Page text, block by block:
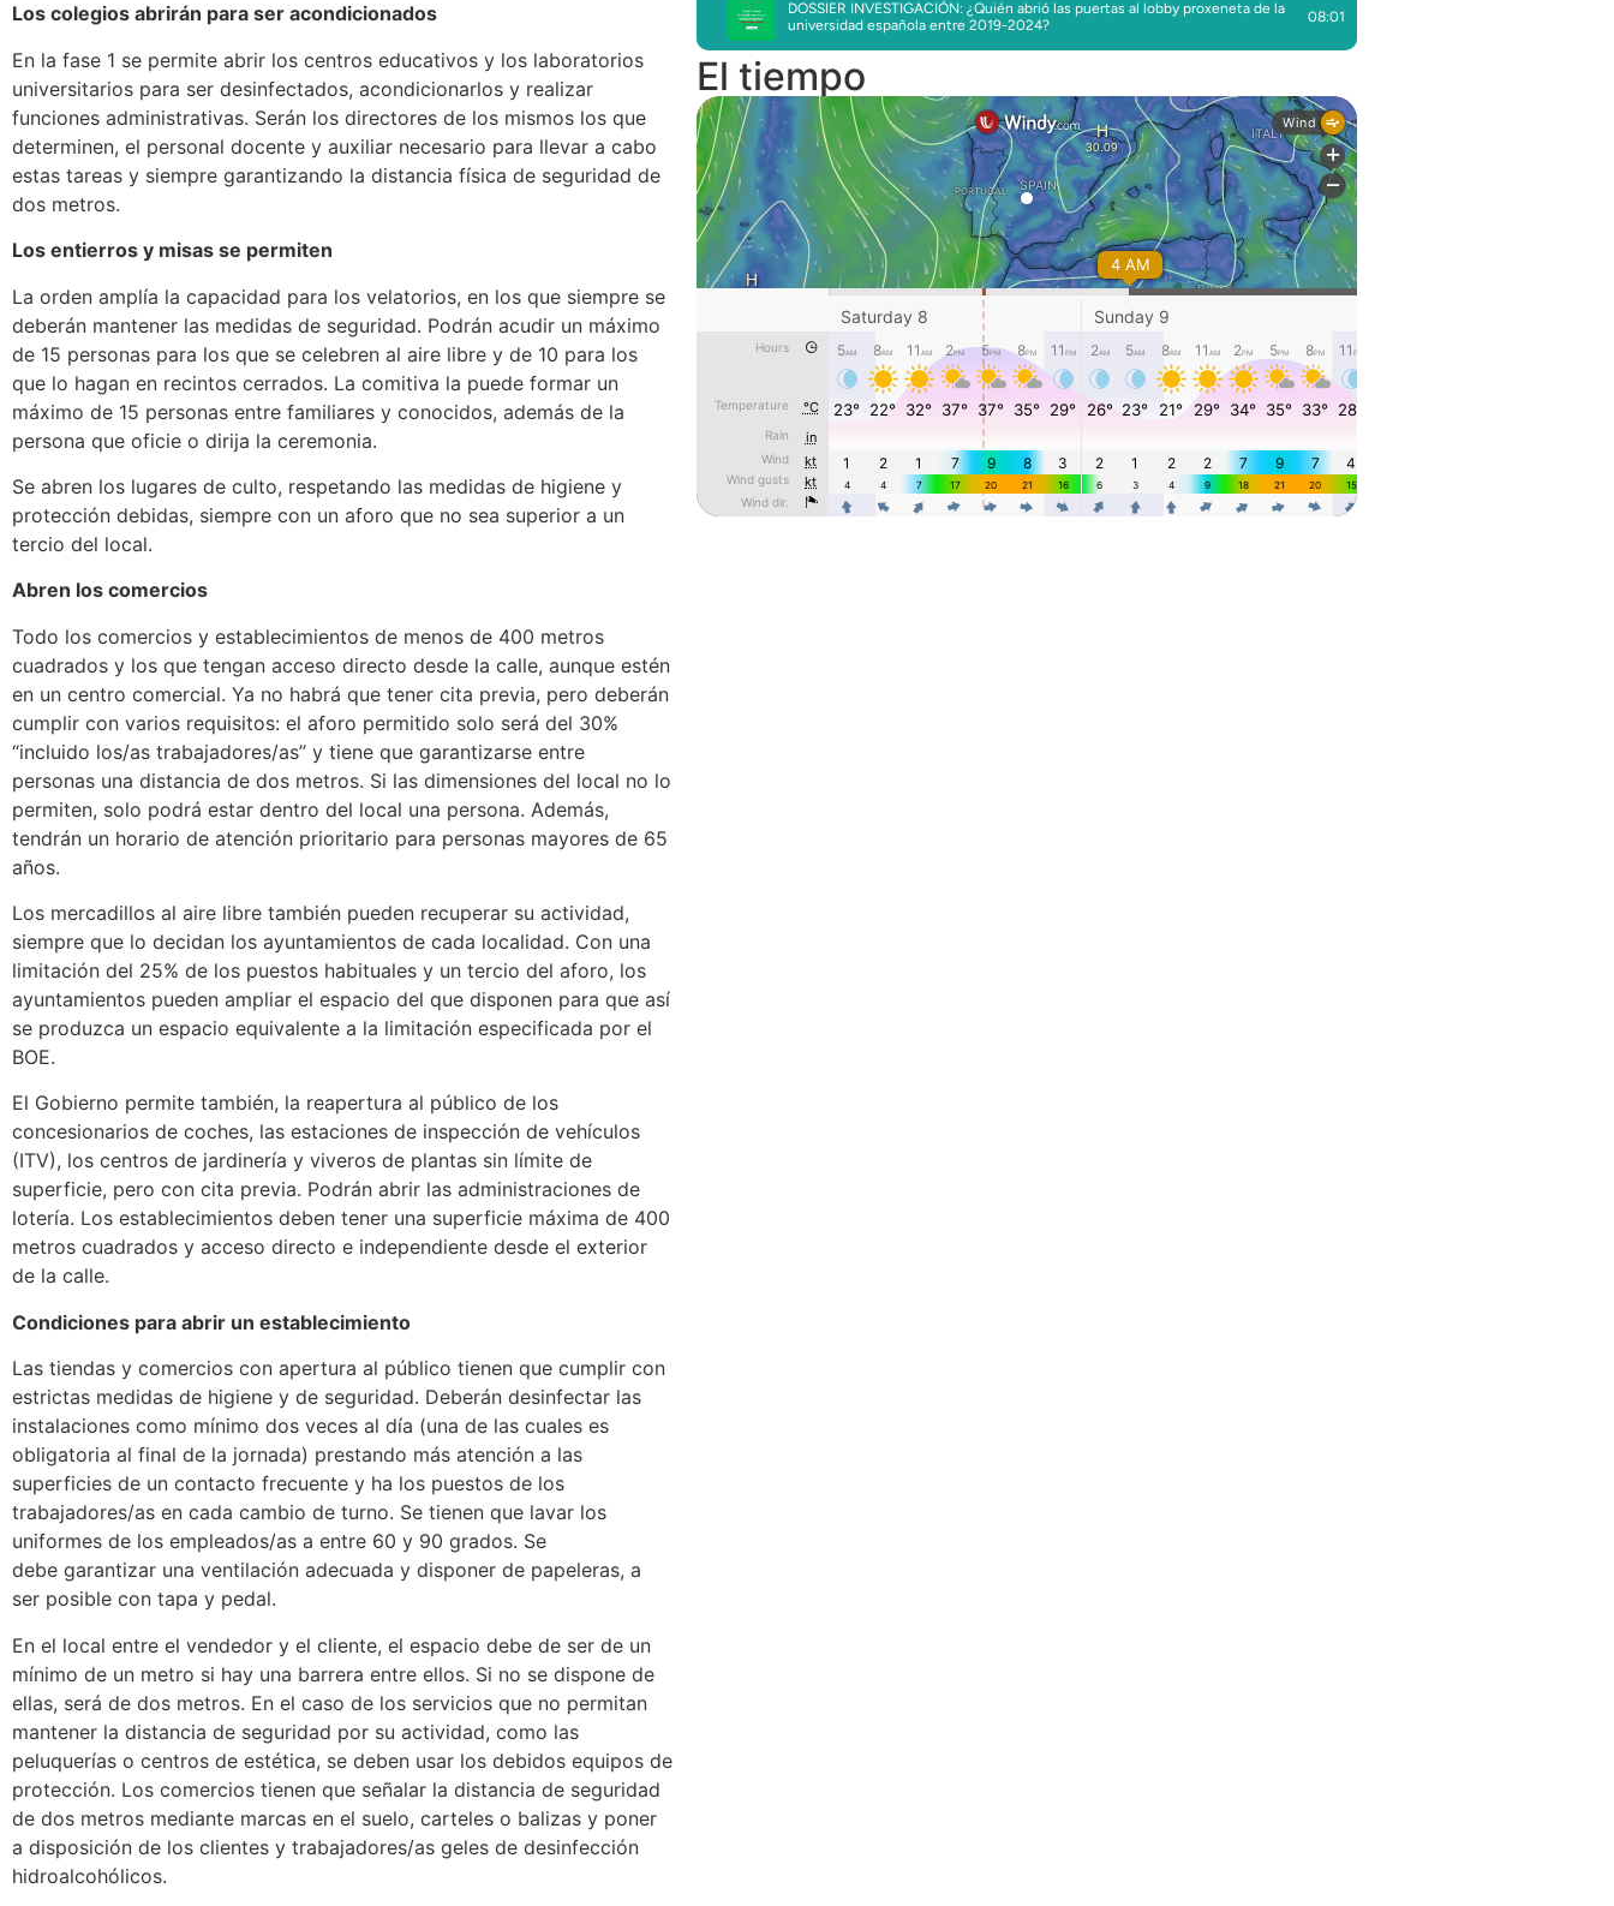
Los colegios abrirán para ser acondicionados
En la fase 1 se permite abrir los centros educativos y los laboratorios
universitarios para ser desinfectados, acondicionarlos y realizar
funciones administrativas. Serán los directores de los mismos los que
determinen, el personal docente y auxiliar necesario para llevar a cabo
estas tareas y siempre garantizando la distancia física de seguridad de
dos metros.
Los entierros y misas se permiten
La orden amplía la capacidad para los velatorios, en los que siempre se
deberán mantener las medidas de seguridad. Podrán acudir un máximo
de 15 personas para los que se celebren al aire libre y de 10 para los
que lo hagan en recintos cerrados. La comitiva la puede formar un
máximo de 15 personas entre familiares y conocidos, además de la
persona que oficie o dirija la ceremonia.
Se abren los lugares de culto, respetando las medidas de higiene y
protección debidas, siempre con un aforo que no sea superior a un
tercio del local.
Abren los comercios
Todo los comercios y establecimientos de menos de 400 metros
cuadrados y los que tengan acceso directo desde la calle, aunque estén
en un centro comercial. Ya no habrá que tener cita previa, pero deberán
cumplir con varios requisitos: el aforo permitido solo será del 30%
“incluido los/as trabajadores/as” y tiene que garantizarse entre
personas una distancia de dos metros. Si las dimensiones del local no lo
permiten, solo podrá estar dentro del local una persona. Además,
tendrán un horario de atención prioritario para personas mayores de 65
años.
Los mercadillos al aire libre también pueden recuperar su actividad,
siempre que lo decidan los ayuntamientos de cada localidad. Con una
limitación del 25% de los puestos habituales y un tercio del aforo, los
ayuntamientos pueden ampliar el espacio del que disponen para que así
se produzca un espacio equivalente a la limitación especificada por el
BOE.
El Gobierno permite también, la reapertura al público de los
concesionarios de coches, las estaciones de inspección de vehículos
(ITV), los centros de jardinería y viveros de plantas sin límite de
superficie, pero con cita previa. Podrán abrir las administraciones de
lotería. Los establecimientos deben tener una superficie máxima de 400
metros cuadrados y acceso directo e independiente desde el exterior
de la calle.
Condiciones para abrir un establecimiento
Las tiendas y comercios con apertura al público tienen que cumplir con
estrictas medidas de higiene y de seguridad. Deberán desinfectar las
instalaciones como mínimo dos veces al día (una de las cuales es
obligatoria al final de la jornada) prestando más atención a las
superficies de un contacto frecuente y ha los puestos de los
trabajadores/as en cada cambio de turno. Se tienen que lavar los
uniformes de los empleados/as a entre 60 y 90 grados. Se
debe garantizar una ventilación adecuada y disponer de papeleras, a
ser posible con tapa y pedal.
En el local entre el vendedor y el cliente, el espacio debe de ser de un
mínimo de un metro si hay una barrera entre ellos. Si no se dispone de
ellas, será de dos metros. En el caso de los servicios que no permitan
mantener la distancia de seguridad por su actividad, como las
peluquerías o centros de estética, se deben usar los debidos equipos de
protección. Los comercios tienen que señalar la distancia de seguridad
de dos metros mediante marcas en el suelo, carteles o balizas y poner
a disposición de los clientes y trabajadores/as geles de desinfección
hidroalcohólicos.
El tiempo